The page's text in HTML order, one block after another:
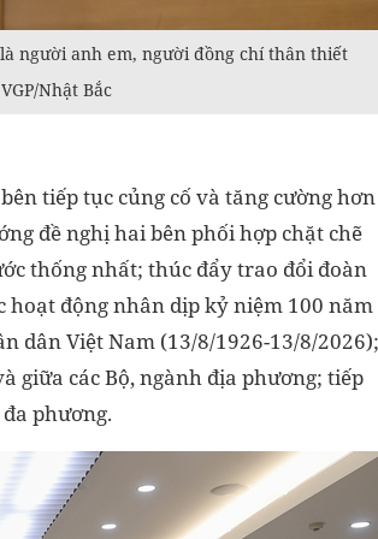
người anh em, người đồng chí thân thiết
Nhật Bắc
tiếp tục củng cố và tăng cường hơn
đề nghị hai bên phối hợp chặt chẽ
thống nhất; thúc đẩy trao đổi đoàn
hoạt động nhân dịp kỷ niệm 100 năm
dân Việt Nam (13/8/1926-13/8/2026);
giữa các Bộ, ngành địa phương; tiếp
phương.